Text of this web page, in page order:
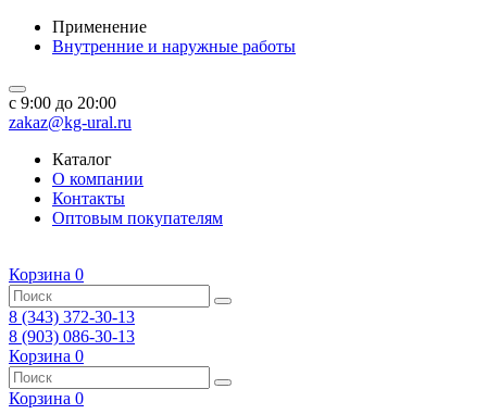
Применение
Внутренние и наружные работы
c 9:00 до 20:00
zakaz@kg-ural.ru
Каталог
О компании
Контакты
Оптовым покупателям
Корзина 0
8 (343) 372-30-13
8 (903) 086-30-13
Корзина 0
Корзина 0